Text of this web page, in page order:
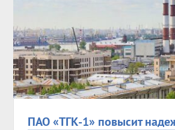
ПАО «ТГК-1» повысит